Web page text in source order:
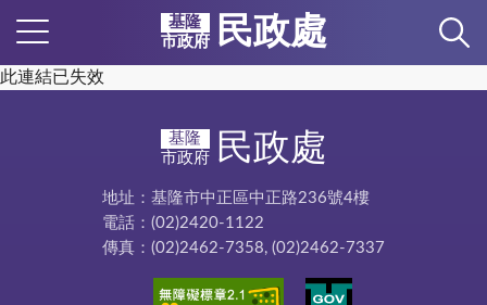
基隆
市政府
民政處
此連結已失效
基隆
市政府
民政處
地址：基隆市中正區中正路236號4樓
電話：(02)2420-1122
傳真：(02)2462-7358, (02)2462-7337